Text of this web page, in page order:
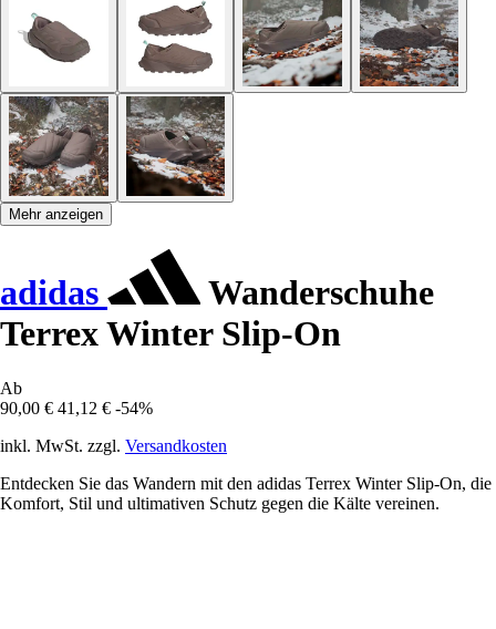
Mehr anzeigen
adidas
Wanderschuhe
Terrex Winter Slip-On
Ab
90,00 € 41,12 € -54%
inkl. MwSt. zzgl. Versandkosten
Entdecken Sie das Wandern mit den adidas Terrex Winter Slip-On, die
Komfort, Stil und ultimativen Schutz gegen die Kälte vereinen.